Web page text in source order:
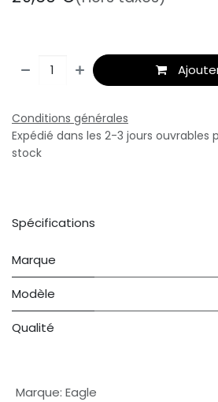
Conditions générales
Expédié dans les 2-3 jours ouvrables
stock
Spécifications
Marque
Modèle
Qualité
Marque: Eagle